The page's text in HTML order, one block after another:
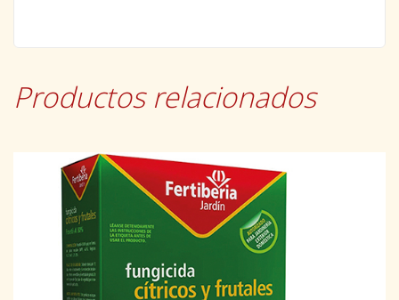
Productos relacionados